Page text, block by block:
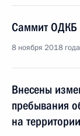
Саммит ОДКБ
8 ноября 2018
Внесены
пребывания
на